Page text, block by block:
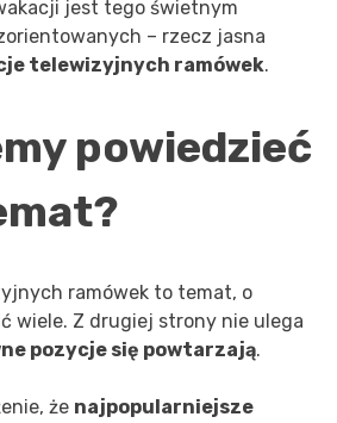
jest tego świetnym
– rzecz jasna
telewizyjnych ramówek.
powiedzieć
ramówek to temat, o
wiele. Z drugiej strony nie ulega
pozycje się powtarzają.
że najpopularniejsze